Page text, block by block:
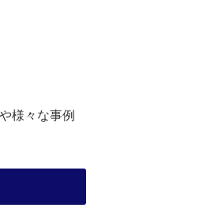
様々な事例